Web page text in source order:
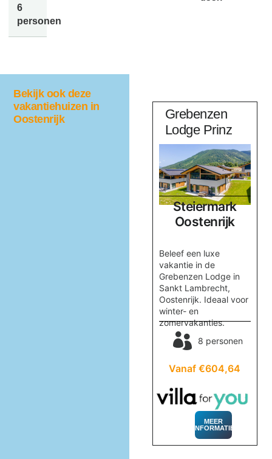
6
personen
Bekijk ook deze
vakantiehuizen in
Oostenrijk
Haus
Sonnberg
Grebenzen
Lodge Prinz
Steiermark
Oostenrijk
Beleef een luxe
vakantie in de
Grebenzen Lodge in
Sankt Lambrecht,
Oostenrijk. Ideaal voor
winter- en
zomervakanties.
8 personen
Vanaf €604,64
MEER
INFORMATIE